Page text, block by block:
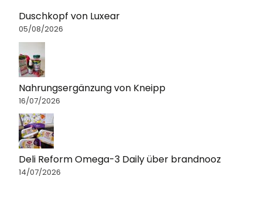
Duschkopf von Luxear
05/08/2026
Nahrungsergänzung von Kneipp
16/07/2026
Deli Reform Omega-3 Daily über brandnooz
14/07/2026